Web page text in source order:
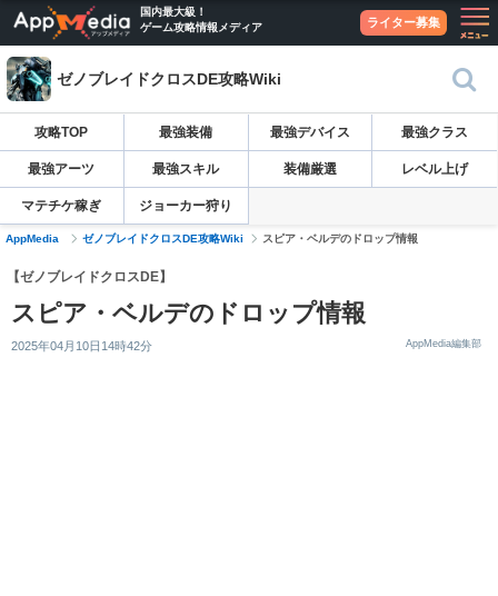
国内最大級！
ゲーム攻略情報メディア
ライター募集
ゼノブレイドクロスDE攻略Wiki
攻略TOP 最強装備 最強デバイス 最強クラス
最強アーツ 最強スキル 装備厳選 レベル上げ
マテチケ稼ぎ ジョーカー狩り
AppMedia ゼノブレイドクロスDE攻略Wiki スピア・ベルデのドロップ情報
【ゼノブレイドクロスDE】
スピア・ベルデのドロップ情報
2025年04月10日14時42分 AppMedia編集部